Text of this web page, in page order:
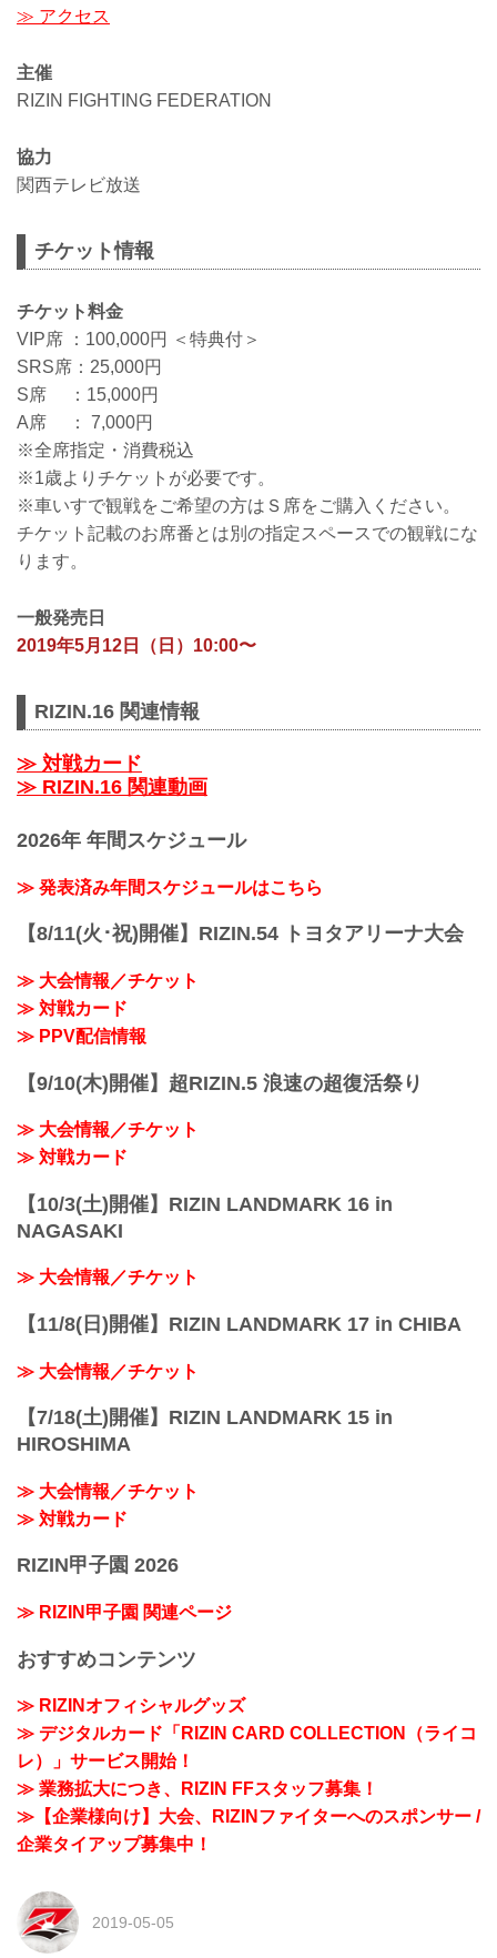
≫ アクセス
主催
RIZIN FIGHTING FEDERATION
協力
関西テレビ放送
チケット情報
チケット料金
VIP席 ：100,000円 ＜特典付＞
SRS席：25,000円
S席 ：15,000円
A席 ： 7,000円
※全席指定・消費税込
※1歳よりチケットが必要です。
※車いすで観戦をご希望の方はＳ席をご購入ください。
チケット記載のお席番とは別の指定スペースでの観戦にな
ります。
一般発売日
2019年5月12日（日）10:00〜
RIZIN.16 関連情報
≫ 対戦カード
≫ RIZIN.16 関連動画
2026年 年間スケジュール
≫ 発表済み年間スケジュールはこちら
【8/11(火･祝)開催】RIZIN.54 トヨタアリーナ大会
≫ 大会情報／チケット
≫ 対戦カード
≫ PPV配信情報
【9/10(木)開催】超RIZIN.5 浪速の超復活祭り
≫ 大会情報／チケット
≫ 対戦カード
【10/3(土)開催】RIZIN LANDMARK 16 in
NAGASAKI
≫ 大会情報／チケット
【11/8(日)開催】RIZIN LANDMARK 17 in CHIBA
≫ 大会情報／チケット
【7/18(土)開催】RIZIN LANDMARK 15 in
HIROSHIMA
≫ 大会情報／チケット
≫ 対戦カード
RIZIN甲子園 2026
≫ RIZIN甲子園 関連ページ
おすすめコンテンツ
≫ RIZINオフィシャルグッズ
≫ デジタルカード「RIZIN CARD COLLECTION（ライコ
レ）」サービス開始！
≫ 業務拡大につき、RIZIN FFスタッフ募集！
≫【企業様向け】大会、RIZINファイターへのスポンサー /
企業タイアップ募集中！
2019-05-05